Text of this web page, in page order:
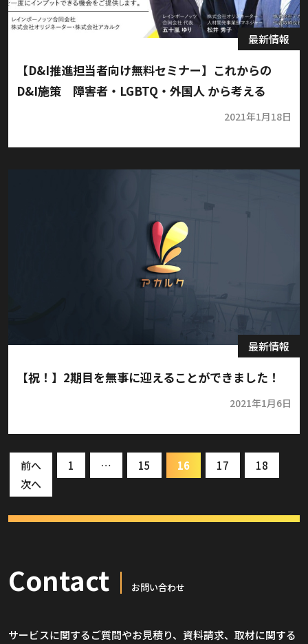
最新情報
【D&I推進担当者向け無料セミナー】これからの
D&I施策 障害者・LGBTQ・外国人 から考える
2021年1月18日
最新情報
【祝！】2期目を無事に迎えることができました！
2021年1月6日
前へ 1 … 15 16 17
18
次へ
Contact お問い合わせ
サービスに関するご質問やお見積り、資料請求、取材に関する